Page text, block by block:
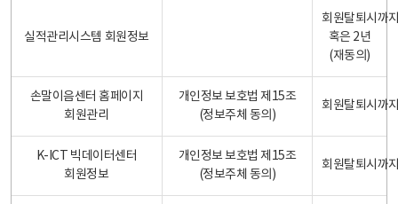
실적관리시스템 회원정보
회원탈퇴시까
혹은 2년
(재동의)
손말이음센터 홈페이지
회원관리
개인정보 보호법 제15조
(정보주체 동의)
회원탈퇴시까
K-ICT 빅데이터센터
회원정보
개인정보 보호법 제15조
(정보주체 동의)
회원탈퇴시까